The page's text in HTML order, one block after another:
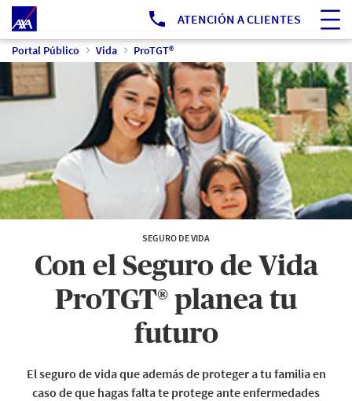
Ir a Portal Público ATENCIÓN A CLIENTES
Portal Público Vida ProTGT®
SEGURO DE VIDA
Con el Seguro de Vida
ProTGT® planea tu
futuro
El seguro de vida que además de proteger a tu familia en
caso de que hagas falta te protege ante enfermedades